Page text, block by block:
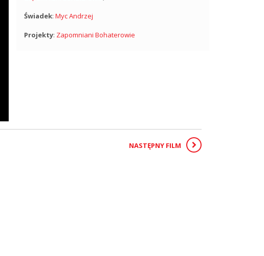
Świadek:Myc Andrzej
Projekty: Zapomniani Bohaterowie
NASTĘPNY FILM